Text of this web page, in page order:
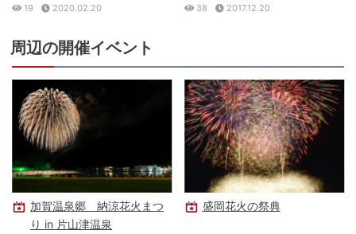
19
2020.02.20
38
2017.12.20
周辺の開催イベント
加賀温泉郷 納涼花火まつ
り in 片山津温泉
盛岡花火の祭典